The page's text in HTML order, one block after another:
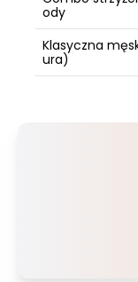
ody
Klasyczna
ura)